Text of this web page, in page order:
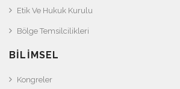
Etik Ve Hukuk Kurulu
Bölge Temsilcilikleri
BILIMSEL
Kongreler